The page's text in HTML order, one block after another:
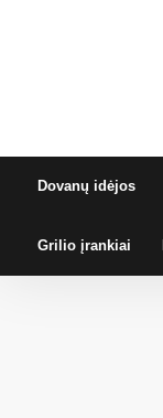
Dovanų idėjos
Grilio įrankiai